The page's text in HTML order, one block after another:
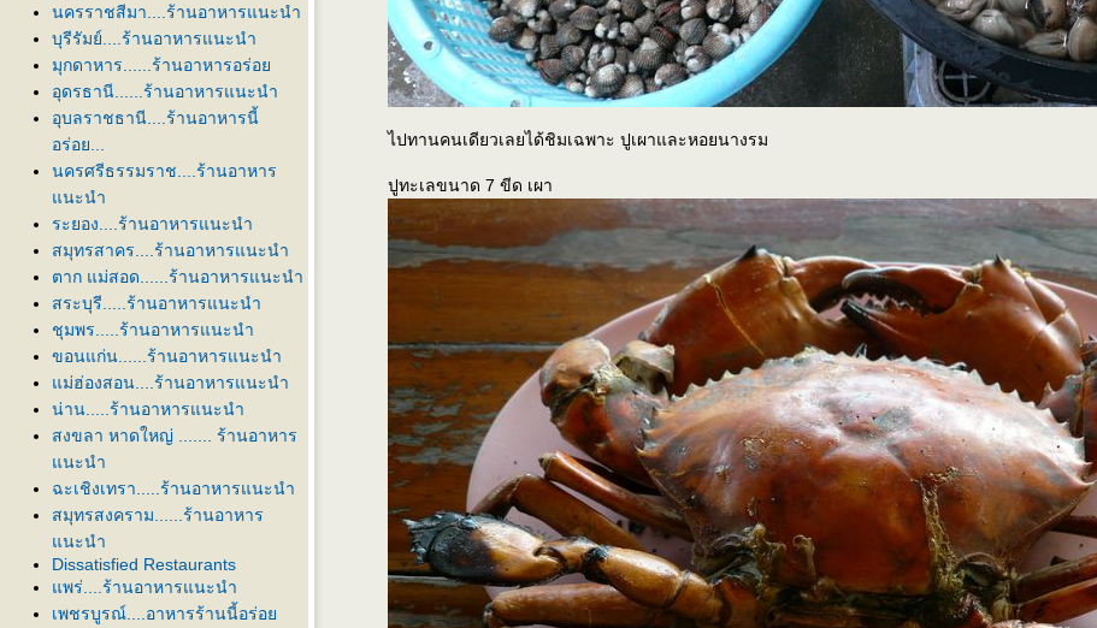
นครราชสีมา....ร้านอาหารแนะนำ
บุรีรัมย์....ร้านอาหารแนะนำ
มุกดาหาร......ร้านอาหารอร่อ
อุดรธานี......ร้านอาหารแนะนำ
อุบลราชธานี....ร้านอาหารนี้
อร่อย...
นครศรีธรรมราช....ร้านอาหาร
นะนำ
ระยอง....ร้านอาหารแนะนำ
สมุทรสาคร....ร้านอาหารแนะนำ
ตาก แม่สอด......ร้านอาหารแนะนำ
สระบุรี.....ร้านอาหารแนะนำ
ชุมพร.....ร้านอาหารแนะนำ
ขอนแก่น......ร้านอาหารแนะนำ
ม่ฮ่องสอน....ร้านอาหารแนะนำ
น่าน.....ร้านอาหารแนะนำ
สงขลา หาดใหญ่ ....... ร้านอาหาร
นะนำ
ฉะเชิงเทรา.....ร้านอาหารแนะนำ
สมุทรสงคราม......ร้านอาหาร
นะนำ
Dissatisfied Restaurants
พร่....ร้านอาหารแนะนำ
เพชรบูรณ์....อาหารร้านนี้อร่อ
ไปทานคนเดียวเลยได้ชิมเฉพาะ ปูเผาและหอยนางรม
ปูทะเลขนาด 7 ขีด เผา